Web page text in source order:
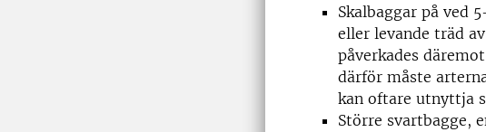
Skalbaggar på ved
eller levande träd
påverkades
därför måste
kan oftare utnyttja
Större svartbagge,